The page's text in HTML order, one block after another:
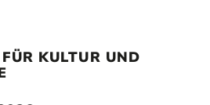
KULTUR UND